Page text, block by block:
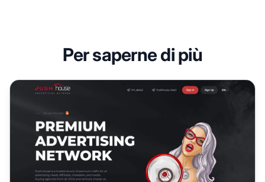
Per saperne di più
Programma di Affiliazione Push.House